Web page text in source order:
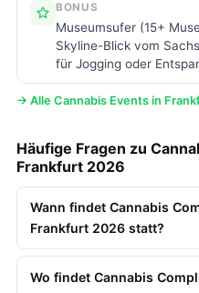
BONUS
Museumsufer (15+
Skyline-Blick vom
für Jogging oder
→ Alle Cannabis Events in
Häufige Fragen zu
Frankfurt 2026
Wann findet Cannabis
Frankfurt 2026 statt?
Wo findet Cannabis